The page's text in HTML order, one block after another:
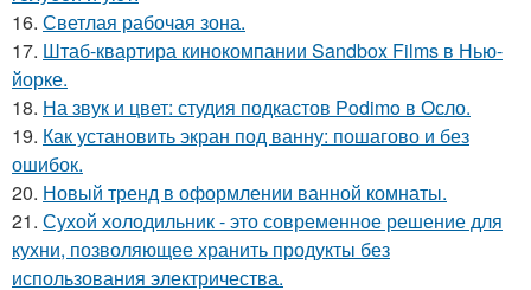
16. Светлая рабочая зона.
17. Штаб-квартира кинокомпании Sandbox Films в Нью-
йорке.
18. На звук и цвет: студия подкастов Podimo в Осло.
19. Как установить экран под ванну: пошагово и без
ошибок.
20. Новый тренд в оформлении ванной комнаты.
21. Сухой холодильник - это современное решение для
кухни, позволяющее хранить продукты без
использования электричества.